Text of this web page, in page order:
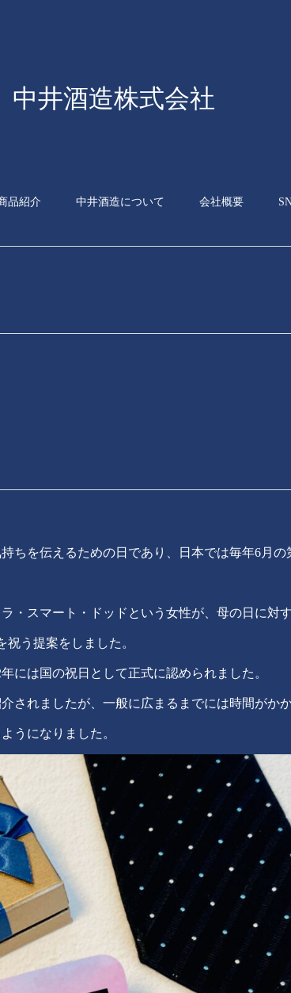
中井酒造株式会社
品紹介 中井酒造について 会社概要
ちを伝えるための日であり、日本では毎年6月
・スマート・ドッドという女性が、母の日に対
う提案をしました。
には国の祝日として正式に認められました。
されましたが、一般に広まるまでには時間がか
うになりました。